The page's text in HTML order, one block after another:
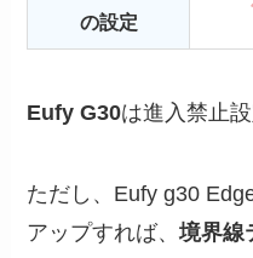
の設定
Eufy G30は進入禁止
ただし、Eufy g30
アップすれば、境界線